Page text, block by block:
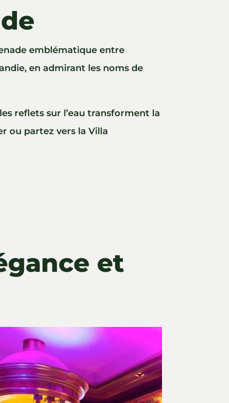
emblématique entre
en admirant les noms de
reflets sur l’eau transforment la
ou partez vers la Villa
et